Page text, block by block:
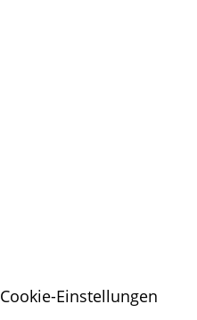
Cookie-Einstellungen